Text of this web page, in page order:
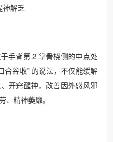
神解乏​
手背第 2 掌骨桡侧的中点处
合谷收” 的说法，不仅能缓解
开窍醒神，改善因外感风邪
、精神萎靡。​